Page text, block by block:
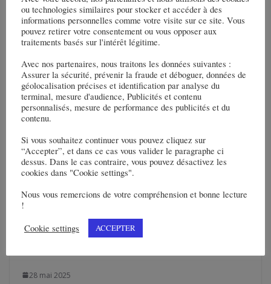
2 juin 2025
Skanska construit une station de métro
souterraine à Oslo, en Norvège, pour
28 mai 2025
ou technologies similaires pour stocker et accéder à des
informations personnelles comme votre visite sur ce site. Vous
pouvez retirer votre consentement ou vous opposer aux
traitements basés sur l'intérêt légitime.
Avec nos partenaires, nous traitons les données suivantes :
Assurer la sécurité, prévenir la fraude et déboguer, données de
géolocalisation précises et identification par analyse du
terminal, mesure d'audience, Publicités et contenu
personnalisés, mesure de performance des publicités et du
contenu.
Si vous souhaitez continuer vous pouvez cliquez sur
“Accepter”, et dans ce cas vous valider le paragraphe ci
dessus. Dans le cas contraire, vous pouvez désactivez les
cookies dans "Cookie settings".
Nous vous remercions de votre compréhension et bonne lecture
!
Cookie settings
ACCEPTER